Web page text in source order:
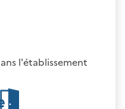
l'établissement